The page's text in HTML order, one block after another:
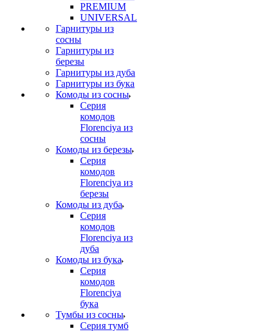
PREMIUM
UNIVERSAL
Гарнитуры из
сосны
Гарнитуры из
березы
Гарнитуры из дуба
Гарнитуры из бука
Комоды из сосны
Серия
комодов
Florenciya из
сосны
Комоды из березы
Серия
комодов
Florenciya из
березы
Комоды из дуба
Серия
комодов
Florenciya из
дуба
Комоды из бука
Серия
комодов
Florenciya
бука
Тумбы из сосны
Серия тумб